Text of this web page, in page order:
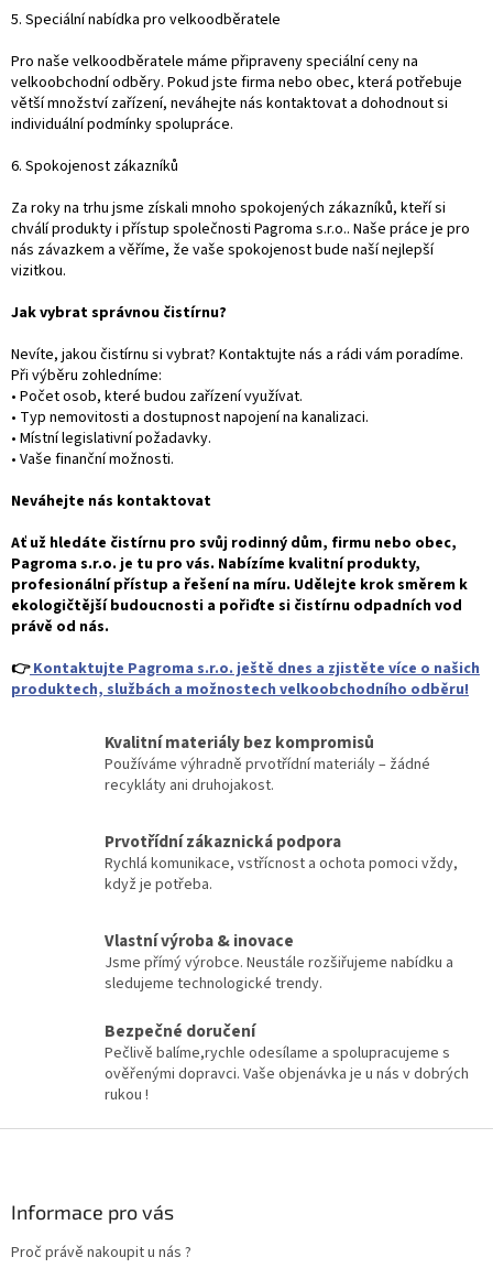
5. Speciální nabídka pro velkoodběratele
Pro naše velkoodběratele máme připraveny speciální ceny na
velkoobchodní odběry. Pokud jste firma nebo obec, která potřebuje
větší množství zařízení, neváhejte nás kontaktovat a dohodnout si
individuální podmínky spolupráce.
6. Spokojenost zákazníků
Za roky na trhu jsme získali mnoho spokojených zákazníků, kteří si
chválí produkty i přístup společnosti Pagroma s.r.o.. Naše práce je pro
nás závazkem a věříme, že vaše spokojenost bude naší nejlepší
vizitkou.
Jak vybrat správnou čistírnu?
Nevíte, jakou čistírnu si vybrat? Kontaktujte nás a rádi vám poradíme.
Při výběru zohledníme:
• Počet osob, které budou zařízení využívat.
• Typ nemovitosti a dostupnost napojení na kanalizaci.
• Místní legislativní požadavky.
• Vaše finanční možnosti.
Neváhejte nás kontaktovat
Ať už hledáte čistírnu pro svůj rodinný dům, firmu nebo obec,
Pagroma s.r.o. je tu pro vás. Nabízíme kvalitní produkty,
profesionální přístup a řešení na míru. Udělejte krok směrem k
ekologičtější budoucnosti a pořiďte si čistírnu odpadních vod
právě od nás.
👉Kontaktujte Pagroma s.r.o. ještě dnes a zjistěte více o našich
produktech, službách a možnostech velkoobchodního odběru!
Kvalitní materiály bez kompromisů
Používáme výhradně prvotřídní materiály – žádné
recykláty ani druhojakost.
Prvotřídní zákaznická podpora
Rychlá komunikace, vstřícnost a ochota pomoci vždy,
když je potřeba.
Vlastní výroba & inovace
Jsme přímý výrobce. Neustále rozšiřujeme nabídku a
sledujeme technologické trendy.
Bezpečné doručení
Pečlivě balíme,rychle odesílame a spolupracujeme s
ověřenými dopravci. Vaše objenávka je u nás v dobrých
rukou !
Informace pro vás
Proč právě nakoupit u nás ?